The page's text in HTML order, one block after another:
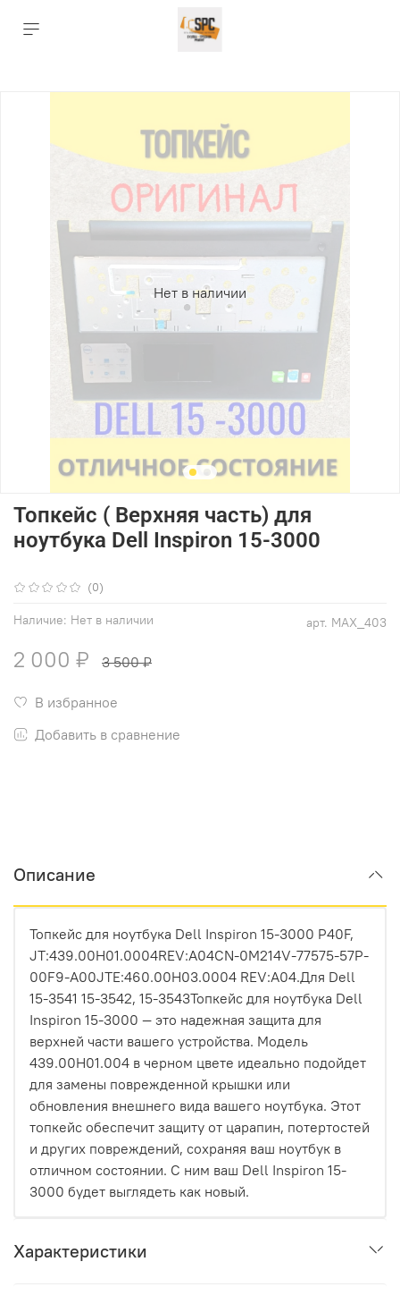
Нет в наличии
(0)
арт. MAX_403
Наличие: Нет в наличии
Топкейс ( Верхняя часть) для
ноутбука Dell Inspiron 15-3000
2 000 ₽ 3 500 ₽
В избранное
Добавить в сравнение
Описание
Топкейс для ноутбука Dell Inspiron 15-3000 P40F,
JT:439.00H01.0004REV:A04CN-0M214V-77575-57P-
00F9-A00JTE:460.00H03.0004 REV:A04.Для Dell
15-3541 15-3542, 15-3543Топкейс для ноутбука Dell
Inspiron 15-3000 — это надежная защита для
верхней части вашего устройства. Модель
439.00H01.004 в черном цвете идеально подойдет
для замены поврежденной крышки или
обновления внешнего вида вашего ноутбука. Этот
топкейс обеспечит защиту от царапин, потертостей
и других повреждений, сохраняя ваш ноутбук в
отличном состоянии. С ним ваш Dell Inspiron 15-
3000 будет выглядеть как новый.
Характеристики